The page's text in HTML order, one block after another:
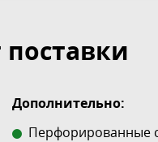
Дополнительно:
Перфорированные